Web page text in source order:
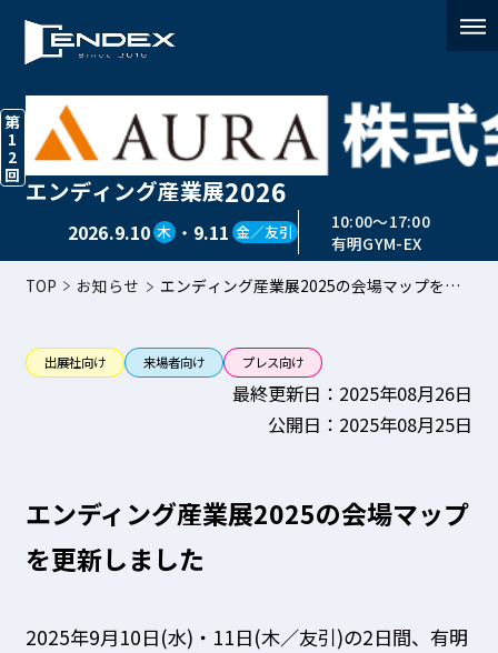
第
1
2
回
エンディング産業展2026
2026.9.10 木・ 9.11 金／友引
10:00〜17:00
有明GYM-EX
TOP お知らせ
エンディング産業展2025の会場マップを更
出展社向け 来場者向け プレス向け
最終更新日：2025年08月26日
公開日：2025年08月25日
エンディング産業展2025の会場マップ
を更新しました
2025年9月10日(水)・11日(木／友引)の2日間、有明